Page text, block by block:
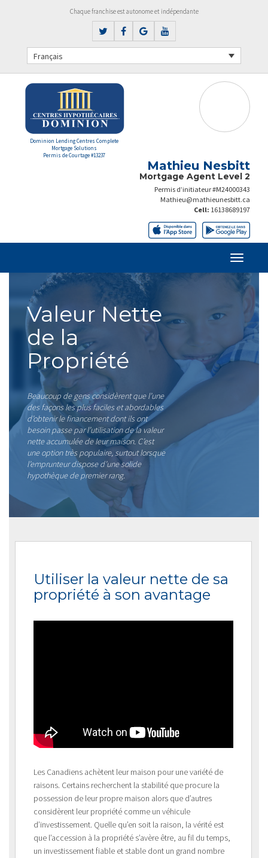
Chaque franchise est autonome et indépendante
Français
Dominion Lending Centres Complete
Mortgage Solutions
Permis de Courtage #13237
Mathieu Nesbitt
Mortgage Agent Level 2
Permis d’initiateur #M24000343
Mathieu@mathieunesbitt.ca
Cell: 16138689197
Valeur Nette
de la
Propriété
Beaucoup de gens considèrent que l’une
des façons les plus faciles et abordables
d’obtenir le financement dont ils ont
besoin passe par l’utilisation de la valeur
nette accumulée de leur maison. C’est
une option très populaire, surtout lorsque
l’emprunteur dispose d’une solide
hypothèque de premier rang.
Utiliser la valeur nette de sa
propriété à son avantage
Les Canadiens achètent leur maison pour une variété de
raisons. Certains recherchent la stabilité que procure la
possession de leur propre maison alors que d’autres
considèrent leur propriété comme un véhicule
d’investissement. Quelle qu’en soit la raison, la vérité est
que l’accession à la propriété s’avère être, au fil du temps,
un investissement fiable et stable dont un grand nombre